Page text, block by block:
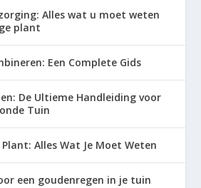
Alles wat u moet weten
plant
Een Complete Gids
De Ultieme Handleiding voor
Tuin
Plant: Alles Wat Je Moet Weten
een goudenregen in je tuin